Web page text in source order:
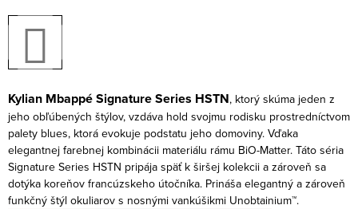
Kylian Mbappé Signature Series HSTN, ktorý skúma jeden z
jeho obľúbených štýlov, vzdáva hold svojmu rodisku prostredníctvom
palety blues, ktorá evokuje podstatu jeho domoviny. Vďaka
elegantnej farebnej kombinácii materiálu rámu BiO-Matter. Táto séria
Signature Series HSTN pripája späť k širšej kolekcii a zároveň sa
dotýka koreňov francúzskeho útočníka. Prináša elegantný a zároveň
funkčný štýl okuliarov s nosnými vankúšikmi Unobtainium™.